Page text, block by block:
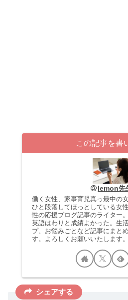
この記事を書
lemon先
働く女性、家事育児真っ最中の
ひと段落してほっとしている女
性の応援ブログ記事のライター
英語はわりと成績よかった。生
プ、お悩みごとなど記事にまと
す。よろしくお願いいたします。
シェアする